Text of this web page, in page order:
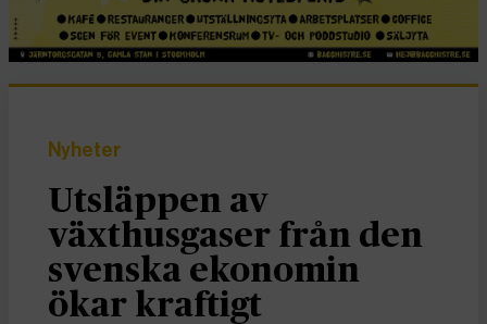
Nyheter
Utsläppen av
växthusgaser från den
svenska ekonomin
ökar kraftigt